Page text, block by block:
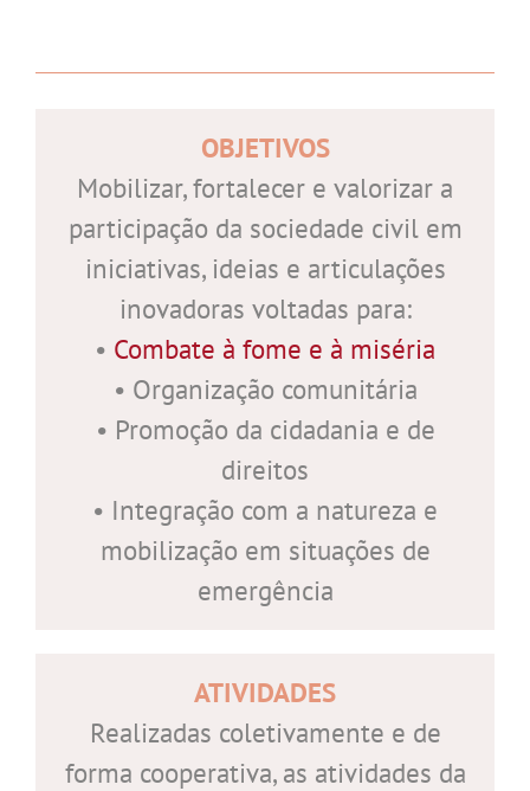
OBJETIVOS
Mobilizar, fortalecer e valorizar a
participação da sociedade civil em
iniciativas, ideias e articulações
inovadoras voltadas para:
• Combate à fome e à miséria
• Organização comunitária
• Promoção da cidadania e de
direitos
• Integração com a natureza e
mobilização em situações de
emergência
ATIVIDADES
Realizadas coletivamente e de
forma cooperativa, as atividades da